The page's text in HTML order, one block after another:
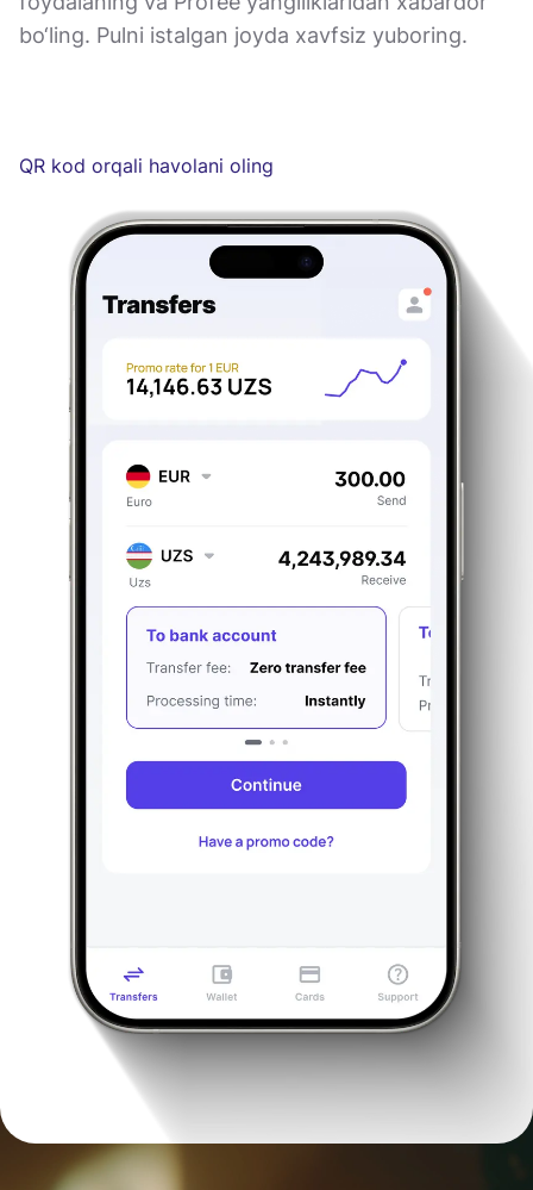
bo‘ling. Pulni istalgan joyda xavfsiz yuboring.
QR kod orqali havolani oling